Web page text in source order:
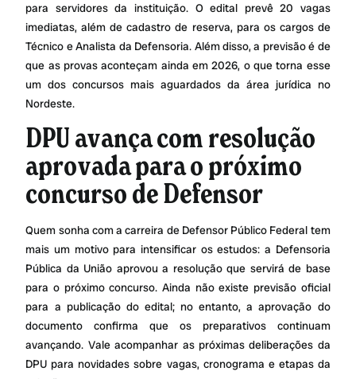
para servidores da instituição. O edital prevê 20 vagas
imediatas, além de cadastro de reserva, para os cargos de
Técnico e Analista da Defensoria. Além disso, a previsão é de
que as provas aconteçam ainda em 2026, o que torna esse
um dos concursos mais aguardados da área jurídica no
Nordeste.
DPU avança com resolução
aprovada para o próximo
concurso de Defensor
Quem sonha com a carreira de Defensor Público Federal tem
mais um motivo para intensificar os estudos: a Defensoria
Pública da União aprovou a resolução que servirá de base
para o próximo concurso. Ainda não existe previsão oficial
para a publicação do edital; no entanto, a aprovação do
documento confirma que os preparativos continuam
avançando. Vale acompanhar as próximas deliberações da
DPU para novidades sobre vagas, cronograma e etapas da